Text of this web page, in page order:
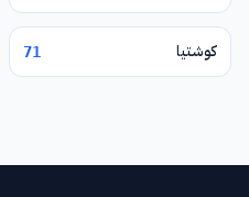
كوشتيا 71